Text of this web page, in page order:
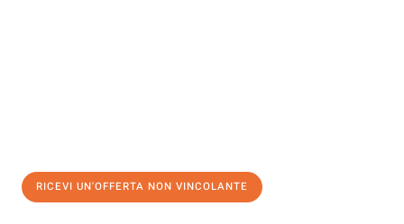
RICEVI UN'OFFERTA NON VINCOLANTE